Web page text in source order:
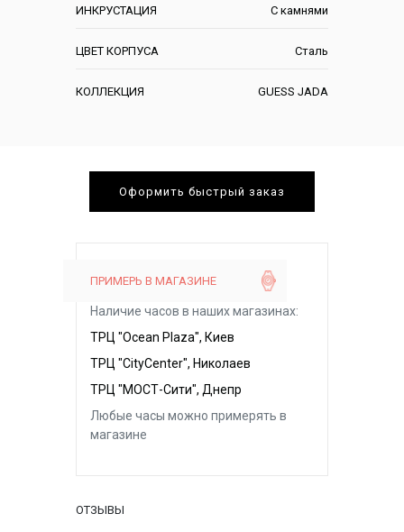
ИНКРУСТАЦИЯ С камнями
ЦВЕТ КОРПУСА Сталь
КОЛЛЕКЦИЯ GUESS JADA
Оформить быстрый заказ
ПРИМЕРЬ В МАГАЗИНЕ
Наличие часов в наших магазинах:
ТРЦ "Ocean Plaza", Киев
ТРЦ "CityCenter", Николаев
ТРЦ "МОСТ-Сити", Днепр
Любые часы можно примерять в
магазине
ОТЗЫВЫ